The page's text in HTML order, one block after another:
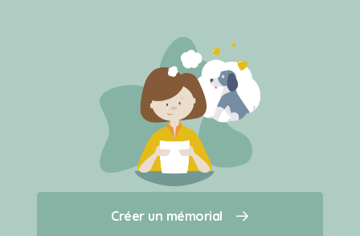
Créer un mémorial
Qui sommes-nous ?
Créer un mémorial